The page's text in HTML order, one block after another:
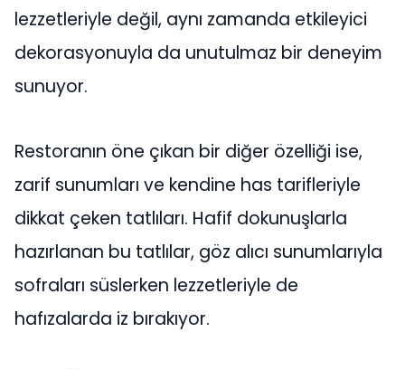
lezzetleriyle değil, aynı zamanda etkileyici
dekorasyonuyla da unutulmaz bir deneyim
sunuyor.
Restoranın öne çıkan bir diğer özelliği ise,
zarif sunumları ve kendine has tarifleriyle
dikkat çeken tatlıları. Hafif dokunuşlarla
hazırlanan bu tatlılar, göz alıcı sunumlarıyla
sofraları süslerken lezzetleriyle de
hafızalarda iz bırakıyor.